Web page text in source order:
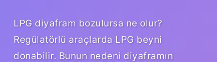
LPG diyafram bozulursa ne olur?
Regülatörlü araçlarda LPG beyni
donabilir. Bunun nedeni diyaframın